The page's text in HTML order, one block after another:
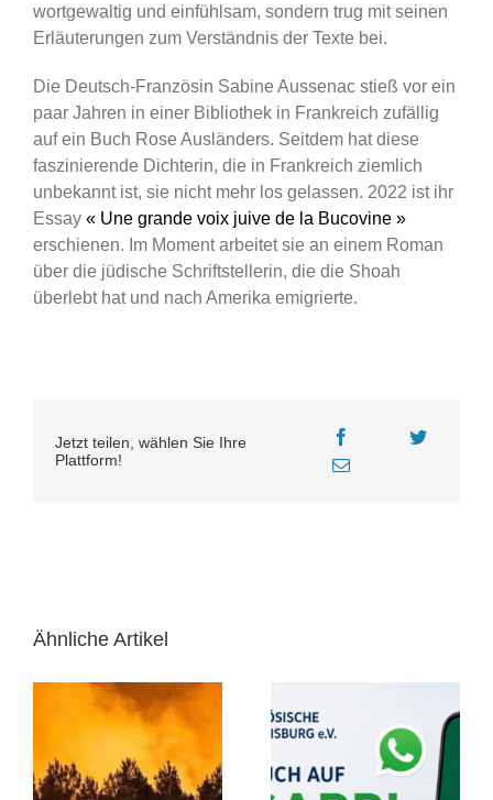
wortgewaltig und einfühlsam, sondern trug mit seinen
Erläuterungen zum Verständnis der Texte bei.
Die Deutsch-Französin Sabine Aussenac stieß vor ein
paar Jahren in einer Bibliothek in Frankreich zufällig
auf ein Buch Rose Ausländers. Seitdem hat diese
faszinierende Dichterin, die in Frankreich ziemlich
unbekannt ist, sie nicht mehr los gelassen. 2022 ist ihr
Essay « Une grande voix juive de la Bucovine»
erschienen. Im Moment arbeitet sie an einem Roman
über die jüdische Schriftstellerin, die die Shoah
überlebt hat und nach Amerika emigrierte.
Jetzt teilen, wählen Sie Ihre
Plattform!
Ähnliche Artikel